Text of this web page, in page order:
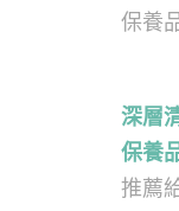
保養
深層
保養
推薦